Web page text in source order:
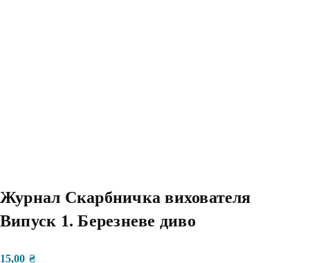
Журнал Скарбничка вихователя
Випуск 1. Березневе диво
15,00 ₴